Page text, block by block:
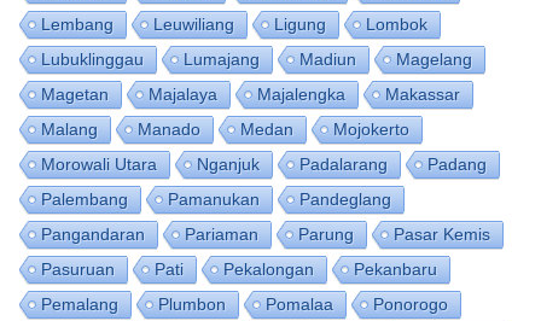
Lembang
Leuwiliang Ligung
Lombok
Lubuklinggau
Lumajang Madiun
Magelang
Magetan
Majalaya Majalengka
Makassar
Malang
Manado Medan
Mojokerto
Morowali Utara
Nganjuk Padalarang
Padang
Palembang
Pamanukan
Pandeglang
Pangandaran
Pariaman Parung
Pasar Kemis
Pasuruan
Pati Pekalongan
Pekanbaru
Pemalang
Plumbon Pomalaa
Ponorogo